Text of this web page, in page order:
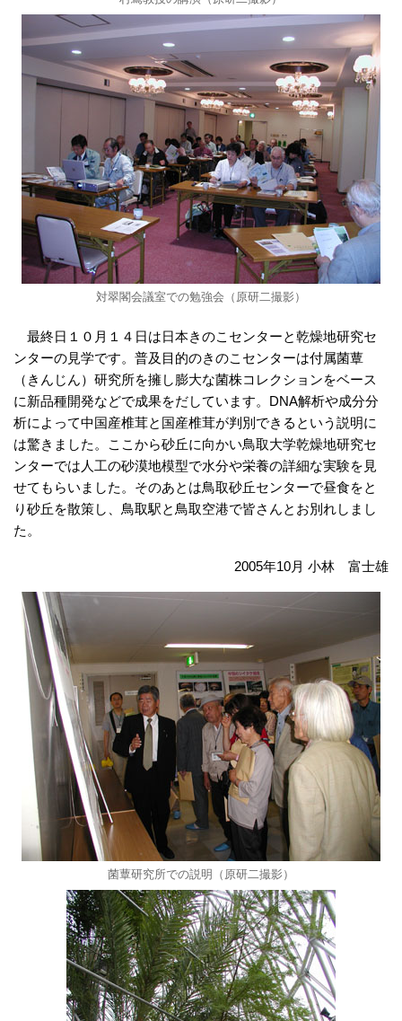
対翠閣会議室での勉強会（原研二撮影）
最終日１０月１４日は日本きのこセンターと乾燥地研究セ
ンターの見学です。普及目的のきのこセンターは付属菌蕈
（きんじん）研究所を擁し膨大な菌株コレクションをベース
に新品種開発などで成果をだしています。DNA解析や成分分
析によって中国産椎茸と国産椎茸が判別できるという説明に
は驚きました。ここから砂丘に向かい鳥取大学乾燥地研究セ
ンターでは人工の砂漠地模型で水分や栄養の詳細な実験を見
せてもらいました。そのあとは鳥取砂丘センターで昼食をと
り砂丘を散策し、鳥取駅と鳥取空港で皆さんとお別れしまし
た。
2005年10月 小林 富士雄
菌蕈研究所での説明（原研二撮影）